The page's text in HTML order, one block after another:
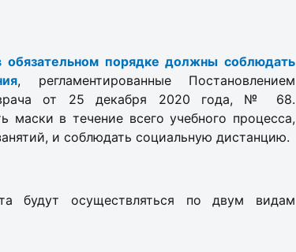
обязательном порядке должны соблюдать
, регламентированные Постановлением
врача от 25 декабря 2020 года, № 68.
маски в течение всего учебного процесса,
и соблюдать социальную дистанцию.
будут осуществляться по двум видам